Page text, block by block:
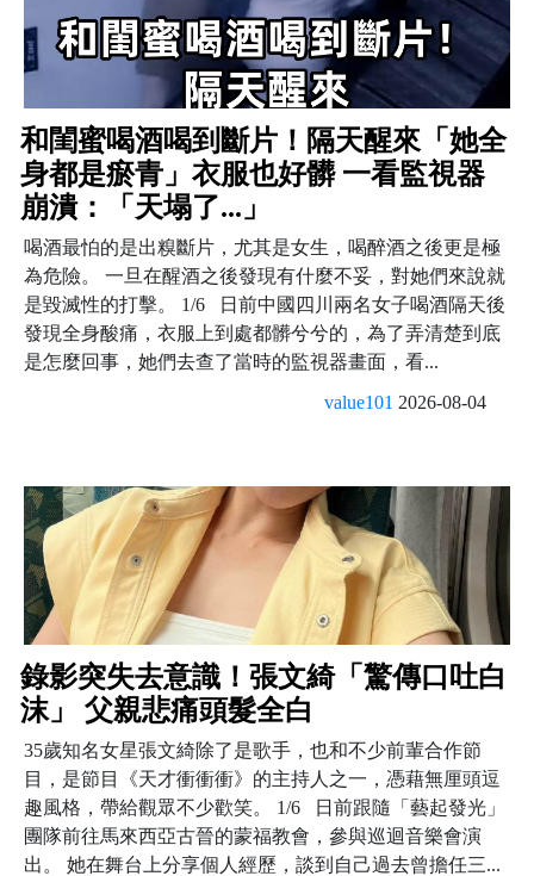
和閨蜜喝酒喝到斷片！隔天醒來「她全
身都是瘀青」衣服也好髒 一看監視器
崩潰：「天塌了...」
喝酒最怕的是出糗斷片，尤其是女生，喝醉酒之後更是極
為危險。 一旦在醒酒之後發現有什麼不妥，對她們來說就
是毀滅性的打擊。 1/6 日前中國四川兩名女子喝酒隔天後
發現全身酸痛，衣服上到處都髒兮兮的，為了弄清楚到底
是怎麼回事，她們去查了當時的監視器畫面，看...
value101 2026-08-04
錄影突失去意識！張文綺「驚傳口吐白
沫」 父親悲痛頭髮全白
35歲知名女星張文綺除了是歌手，也和不少前輩合作節
目，是節目《天才衝衝衝》的主持人之一，憑藉無厘頭逗
趣風格，帶給觀眾不少歡笑。 1/6 日前跟隨「藝起發光」
團隊前往馬來西亞古晉的蒙福教會，參與巡迴音樂會演
出。 她在舞台上分享個人經歷，談到自己過去曾擔任三...